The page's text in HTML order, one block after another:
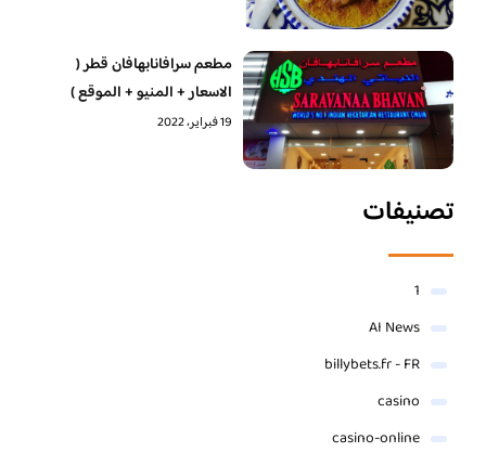
مطعم سرافانابهافان قطر (
الاسعار + المنيو + الموقع )
19 فبراير، 2022
تصنيفات
1
AI News
billybets.fr - FR
casino
casino-online